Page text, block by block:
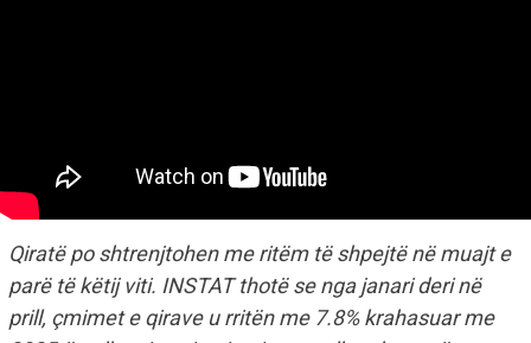
Qiratë po shtrenjtohen me ritëm të shpejtë në muajt e
parë të këtij viti. INSTAT thotë se nga janari deri në
prill, çmimet e qirave u rritën me 7.8% krahasuar me